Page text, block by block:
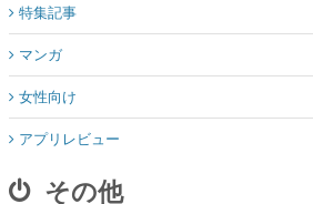
特集記事
マンガ
女性向け
アプリレビュー
その他